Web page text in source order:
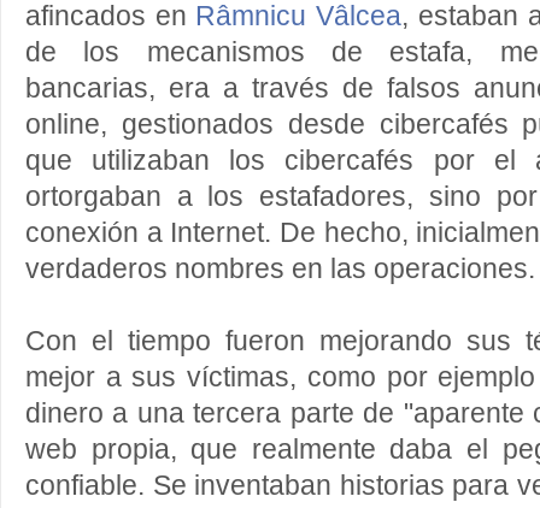
afincados en Râmnicu Vâlcea, estaban
de los mecanismos de estafa,
bancarias, era a través de falsos
online, gestionados desde cibercafés
que utilizaban los cibercafés por el
ortorgaban a los estafadores, sino
conexión a Internet. De hecho,
verdaderos nombres en las operaciones.
Con el tiempo fueron mejorando sus
mejor a sus víctimas, como por
dinero a una tercera parte de "aparente
web propia, que realmente daba el
confiable. Se inventaban historias para